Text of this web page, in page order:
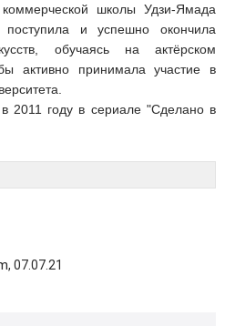
школы Удзи-Ямада
и успешно окончила
обучаясь на актёрском
активно принимала участие в
2011 году в сериале "Сделано в
, 07.07.21